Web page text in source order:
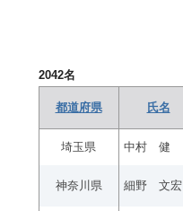
2042名
都道府県 氏名
埼玉県 中村 健
神奈川県 細野 文宏